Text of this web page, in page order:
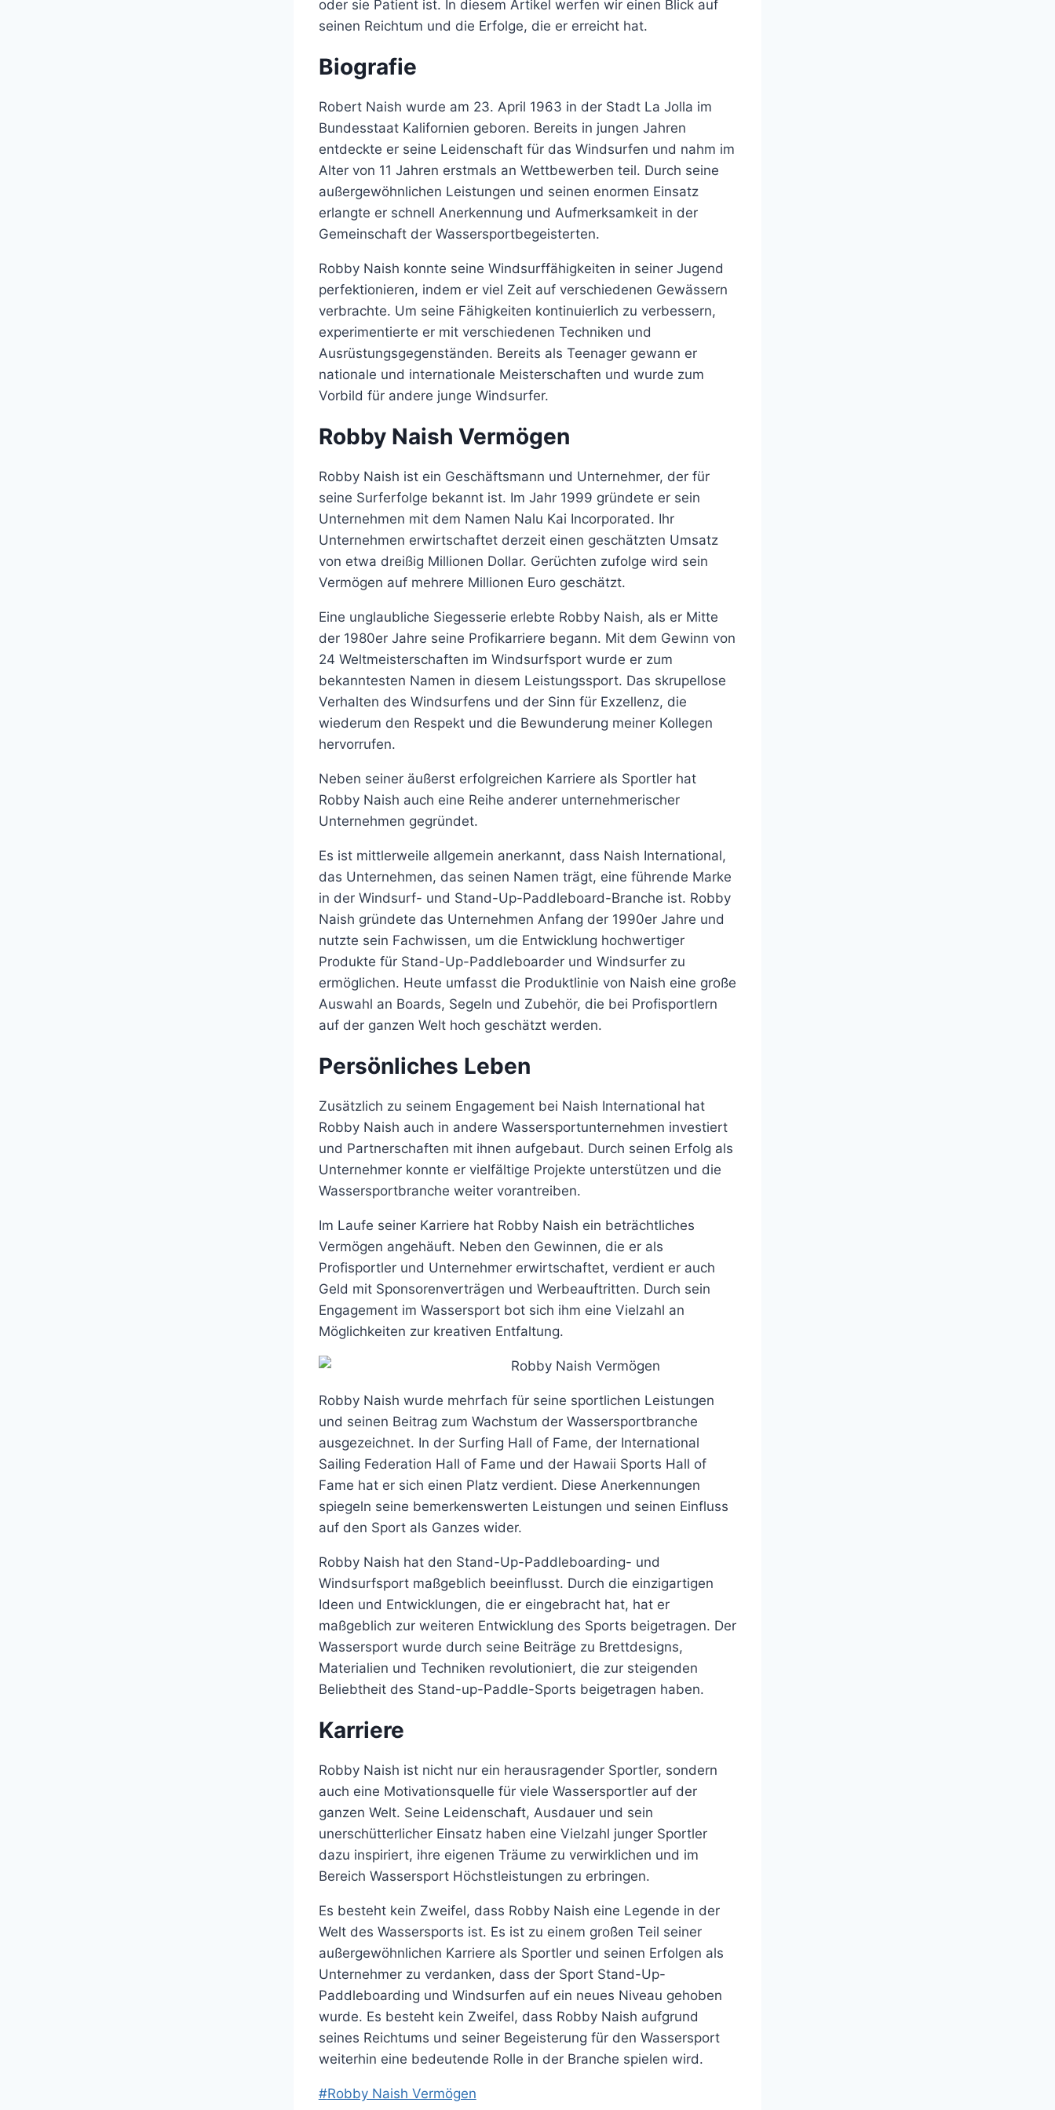
oder sie Patient ist. In diesem Artikel werfen wir einen Blick auf
seinen Reichtum und die Erfolge, die er erreicht hat.
Biografie
Robert Naish wurde am 23. April 1963 in der Stadt La Jolla im
Bundesstaat Kalifornien geboren. Bereits in jungen Jahren
entdeckte er seine Leidenschaft für das Windsurfen und nahm im
Alter von 11 Jahren erstmals an Wettbewerben teil. Durch seine
außergewöhnlichen Leistungen und seinen enormen Einsatz
erlangte er schnell Anerkennung und Aufmerksamkeit in der
Gemeinschaft der Wassersportbegeisterten.
Robby Naish konnte seine Windsurffähigkeiten in seiner Jugend
perfektionieren, indem er viel Zeit auf verschiedenen Gewässern
verbrachte. Um seine Fähigkeiten kontinuierlich zu verbessern,
experimentierte er mit verschiedenen Techniken und
Ausrüstungsgegenständen. Bereits als Teenager gewann er
nationale und internationale Meisterschaften und wurde zum
Vorbild für andere junge Windsurfer.
Robby Naish Vermögen
Robby Naish ist ein Geschäftsmann und Unternehmer, der für
seine Surferfolge bekannt ist. Im Jahr 1999 gründete er sein
Unternehmen mit dem Namen Nalu Kai Incorporated. Ihr
Unternehmen erwirtschaftet derzeit einen geschätzten Umsatz
von etwa dreißig Millionen Dollar. Gerüchten zufolge wird sein
Vermögen auf mehrere Millionen Euro geschätzt.
Eine unglaubliche Siegesserie erlebte Robby Naish, als er Mitte
der 1980er Jahre seine Profikarriere begann. Mit dem Gewinn von
24 Weltmeisterschaften im Windsurfsport wurde er zum
bekanntesten Namen in diesem Leistungssport. Das skrupellose
Verhalten des Windsurfens und der Sinn für Exzellenz, die
wiederum den Respekt und die Bewunderung meiner Kollegen
hervorrufen.
Neben seiner äußerst erfolgreichen Karriere als Sportler hat
Robby Naish auch eine Reihe anderer unternehmerischer
Unternehmen gegründet.
Es ist mittlerweile allgemein anerkannt, dass Naish International,
das Unternehmen, das seinen Namen trägt, eine führende Marke
in der Windsurf- und Stand-Up-Paddleboard-Branche ist. Robby
Naish gründete das Unternehmen Anfang der 1990er Jahre und
nutzte sein Fachwissen, um die Entwicklung hochwertiger
Produkte für Stand-Up-Paddleboarder und Windsurfer zu
ermöglichen. Heute umfasst die Produktlinie von Naish eine große
Auswahl an Boards, Segeln und Zubehör, die bei Profisportlern
auf der ganzen Welt hoch geschätzt werden.
Persönliches Leben
Zusätzlich zu seinem Engagement bei Naish International hat
Robby Naish auch in andere Wassersportunternehmen investiert
und Partnerschaften mit ihnen aufgebaut. Durch seinen Erfolg als
Unternehmer konnte er vielfältige Projekte unterstützen und die
Wassersportbranche weiter vorantreiben.
Im Laufe seiner Karriere hat Robby Naish ein beträchtliches
Vermögen angehäuft. Neben den Gewinnen, die er als
Profisportler und Unternehmer erwirtschaftet, verdient er auch
Geld mit Sponsorenverträgen und Werbeauftritten. Durch sein
Engagement im Wassersport bot sich ihm eine Vielzahl an
Möglichkeiten zur kreativen Entfaltung.
Robby Naish wurde mehrfach für seine sportlichen Leistungen
und seinen Beitrag zum Wachstum der Wassersportbranche
ausgezeichnet. In der Surfing Hall of Fame, der International
Sailing Federation Hall of Fame und der Hawaii Sports Hall of
Fame hat er sich einen Platz verdient. Diese Anerkennungen
spiegeln seine bemerkenswerten Leistungen und seinen Einfluss
auf den Sport als Ganzes wider.
Robby Naish hat den Stand-Up-Paddleboarding- und
Windsurfsport maßgeblich beeinflusst. Durch die einzigartigen
Ideen und Entwicklungen, die er eingebracht hat, hat er
maßgeblich zur weiteren Entwicklung des Sports beigetragen. Der
Wassersport wurde durch seine Beiträge zu Brettdesigns,
Materialien und Techniken revolutioniert, die zur steigenden
Beliebtheit des Stand-up-Paddle-Sports beigetragen haben.
Karriere
Robby Naish ist nicht nur ein herausragender Sportler, sondern
auch eine Motivationsquelle für viele Wassersportler auf der
ganzen Welt. Seine Leidenschaft, Ausdauer und sein
unerschütterlicher Einsatz haben eine Vielzahl junger Sportler
dazu inspiriert, ihre eigenen Träume zu verwirklichen und im
Bereich Wassersport Höchstleistungen zu erbringen.
Es besteht kein Zweifel, dass Robby Naish eine Legende in der
Welt des Wassersports ist. Es ist zu einem großen Teil seiner
außergewöhnlichen Karriere als Sportler und seinen Erfolgen als
Unternehmer zu verdanken, dass der Sport Stand-Up-
Paddleboarding und Windsurfen auf ein neues Niveau gehoben
wurde. Es besteht kein Zweifel, dass Robby Naish aufgrund
seines Reichtums und seiner Begeisterung für den Wassersport
weiterhin eine bedeutende Rolle in der Branche spielen wird.
Post
#Robby Naish Vermögen